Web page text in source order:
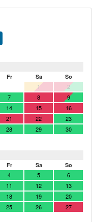
Fr Sa So
1
2
7 8
9
14 15
16
21 22
23
28 29
30
Fr Sa So
4 5
6
11 12
13
18 19
20
25 26
27